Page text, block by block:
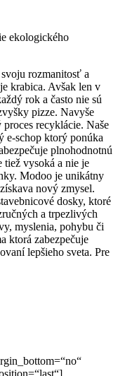
ekologického
rozmanitosť a
krabica. Avšak len v
rok a často nie sú
pizze. Navyše
recyklácie. Naše
e-schop ktorý ponúka
plnohodnotnú
tiež vysoká a nie je
Modoo je unikátny
nový zmysel.
dosky, ktoré
a trpezlivých
myslenia, pohybu či
ktorá zabezpečuje
lepšieho sveta. Pre